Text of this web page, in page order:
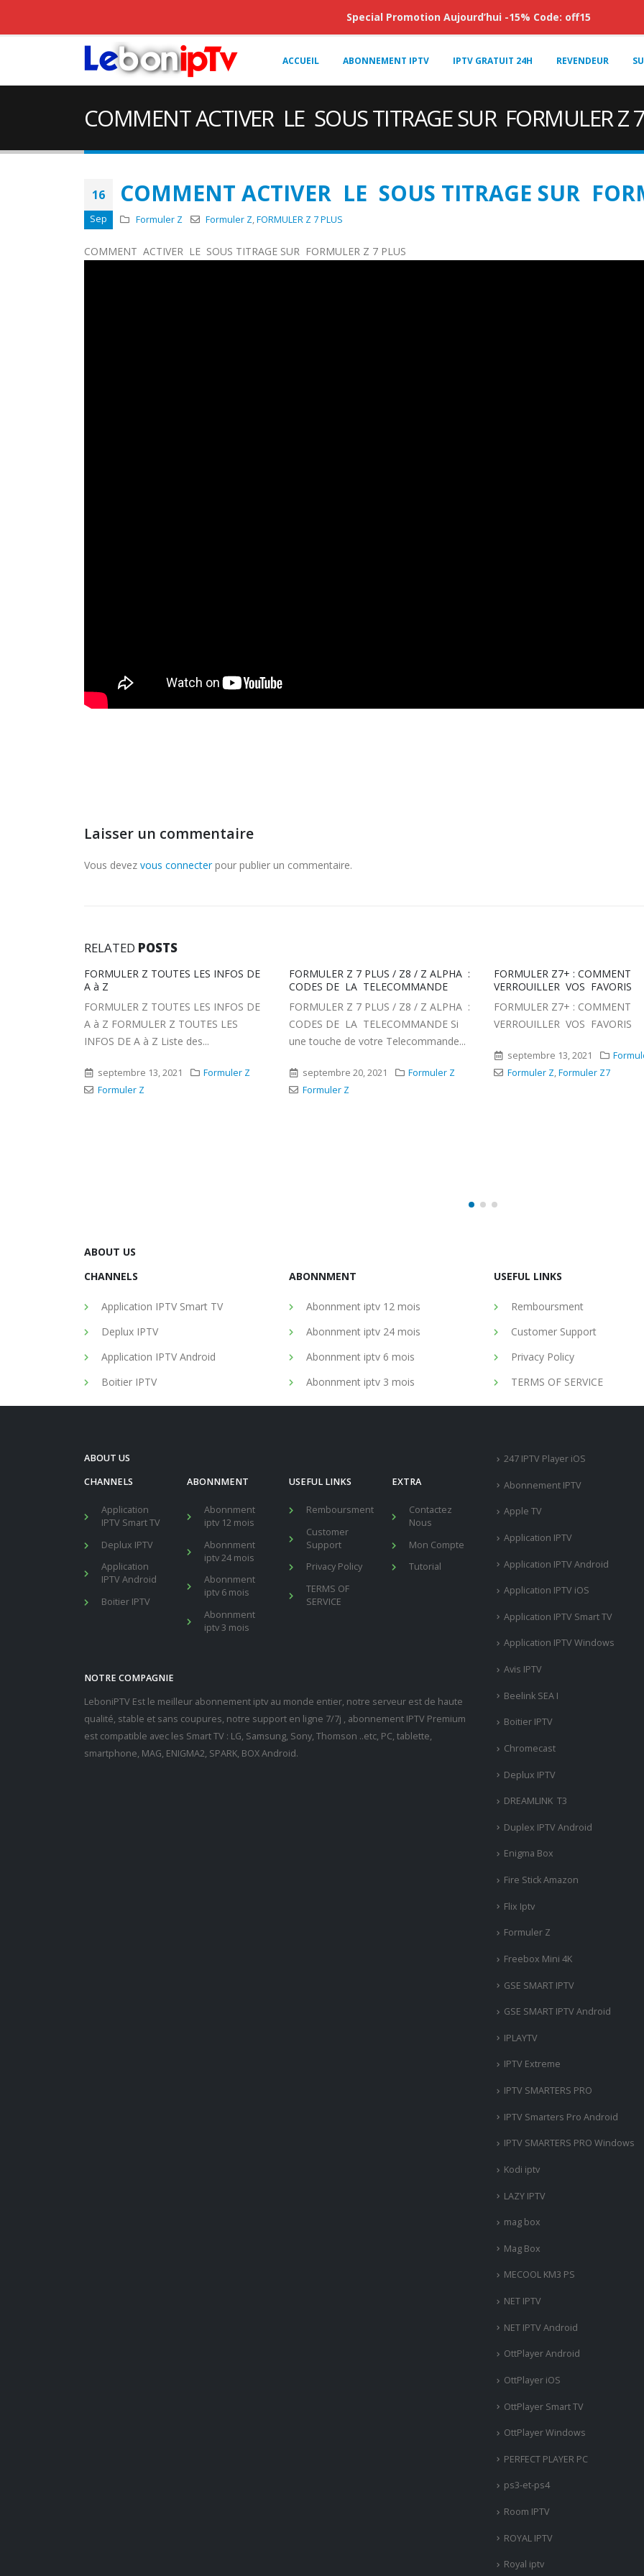
ACCUEIL ABONNEMENT IPTV IPTV GRATUIT 24H REVENDEUR
COMMENT ACTIVER LE SOUS TITRAGE SUR FORMULER Z
16
Sep
COMMENT ACTIVER LE SOUS TITRAGE SUR
Formuler Z Formuler Z,FORMULER Z 7 PLUS
COMMENT ACTIVER LE SOUS TITRAGE SUR FORMULER Z 7 PLUS
Laisser un commentaire
Vous devez vous connecterpour publier un commentaire.
RELATED POSTS
FORMULER Z 7 PLUS / Z8 / Z ALPHA :
CODES DE LA TELECOMMANDE
FORMULER Z 7 PLUS / Z8 / Z ALPHA :
CODES DE LA TELECOMMANDE Si
une touche de votre Telecommande...
septembre 20, 2021
Formuler Z
Formuler Z
FORMULER Z7+ : COMMENT
VERROUILLER VOS FAVORIS
FORMULER Z7+ : COMMENT
VERROUILLER VOS FAVORIS
Formuler Z,Formuler Z7
MYTVONLINE2 : COMMENT
UN GROUPE DE CHAINES TV
MYTVONLINE2 : COMMENT
UN GROUPE DE CHAINES TV
septembre 11, 2021
MyTvOnline2
ABOUT US
CHANNELS
Application IPTV Smart TV
Deplux IPTV
Application IPTV Android
Boitier IPTV
ABONNMENT
Abonnment iptv 12 mois
Abonnment iptv 24 mois
Abonnment iptv 6 mois
Abonnment iptv 3 mois
USEFUL LINKS
Remboursment
Customer Support
Privacy Policy
TERMS OF SERVICE
ABOUT US
CHANNELS
Application
IPTV Smart TV
Deplux IPTV
Application
IPTV Android
Boitier IPTV
ABONNMENT
Abonnment
iptv 12 mois
Abonnment
iptv 24 mois
Abonnment
iptv 6 mois
Abonnment
iptv 3 mois
USEFUL LINKS
Remboursment
Customer
Support
Privacy Policy
TERMS OF
SERVICE
EXTRA
Contactez
Nous
Mon Compte
Tutorial
NOTRE COMPAGNIE
LeboniPTV Est le meilleur abonnement iptv au monde entier, notre serveur est de haute
qualité, stable et sans coupures, notre support en ligne 7/7j , abonnement IPTV Premium
est compatible avec les Smart TV : LG, Samsung, Sony, Thomson ..etc, PC, tablette,
smartphone, MAG, ENIGMA2, SPARK, BOX Android.
247 IPTV Player iOS
Abonnement IPTV
Apple TV
Application IPTV
Application IPTV Android
Application IPTV iOS
Application IPTV Smart TV
Application IPTV Windows
Avis IPTV
Beelink SEA I
Boitier IPTV
Chromecast
Deplux IPTV
DREAMLINK T3
Duplex IPTV Android
Enigma Box
Fire Stick Amazon
Flix Iptv
Formuler Z
Freebox Mini 4K
‎GSE SMART IPTV
GSE SMART IPTV Android
IPLAYTV
IPTV Extreme
IPTV SMARTERS PRO
IPTV Smarters Pro Android
IPTV SMARTERS PRO Windows
Kodi iptv
LAZY IPTV
mag box
Mag Box
MECOOL KM3 PS
NET IPTV
NET IPTV Android
OttPlayer Android
OttPlayer iOS
OttPlayer Smart TV
OttPlayer Windows
PERFECT PLAYER PC
ps3-et-ps4
Room IPTV
ROYAL IPTV
Royal iptv
Special Promotion Aujourd’hui -15% Code: off15